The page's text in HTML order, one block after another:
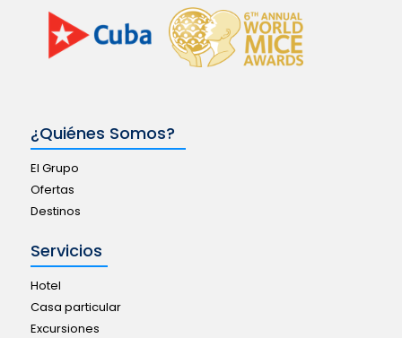
¿Quiénes Somos?
El Grupo
Ofertas
Destinos
Servicios
Hotel
Casa particular
Excursiones